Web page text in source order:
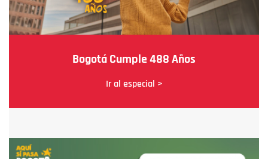
Bogotá Cumple 488 Años
Ir al especial >